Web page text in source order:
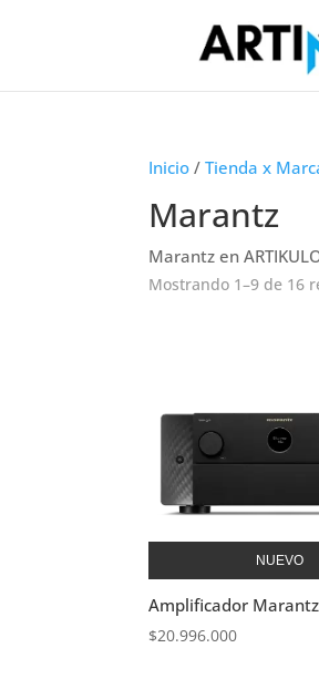
Inicio /Tienda x
Marantz
Marantz en
Mostrando 1–9 de 16
NUEVO
Amplificador
$20.996.000